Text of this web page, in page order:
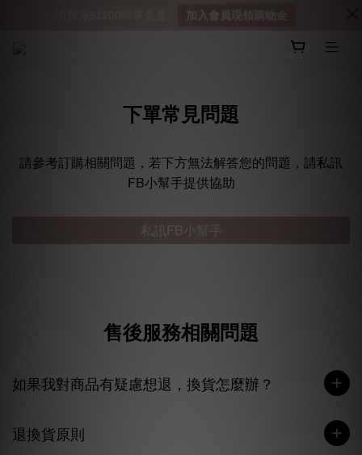
下單常見問題
請參考訂購相關問題，若下方無法解答您的問題，請私訊
FB小幫手提供協助
私訊FB小幫手
售後服務相關問題
如果我對商品有疑慮想退，換貨怎麼辦？
退換貨原則
加入會員現領購物金